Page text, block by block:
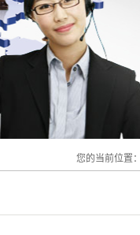
您的当前位置：